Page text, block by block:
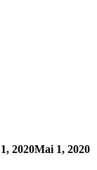
2020Mai 1, 2020